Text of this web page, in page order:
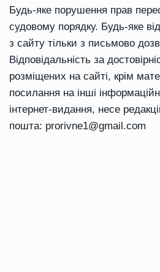
Будь-яке порушення прав
судовому порядку. Будь-яке
з сайту тільки з письмово
Відповідальність за
розміщених на сайті, крім
посилання на інші
інтернет-видання, несе
пошта: prorivne1@gmail.com